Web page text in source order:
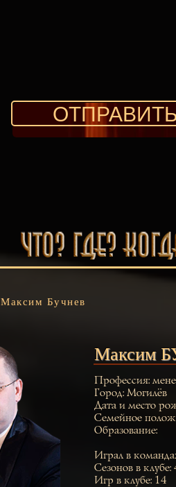
Максим Бучнев
Максим
Профессия:
Город: Могилёв
Дата и место
Семейное
Образование:
Играл в
Сезонов в клубе:
Игр в клубе: 14